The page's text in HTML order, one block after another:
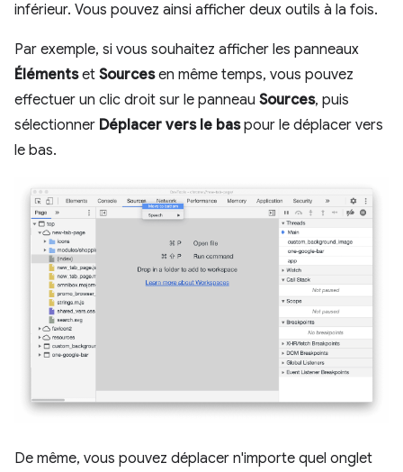
inférieur. Vous pouvez ainsi afficher deux outils à la fois.
Par exemple, si vous souhaitez afficher les panneaux
Élémentset Sourcesen même temps, vous pouvez
effectuer un clic droit sur le panneau Sources, puis
sélectionner Déplacer vers le baspour le déplacer vers
le bas.
De même, vous pouvez déplacer n'importe quel onglet